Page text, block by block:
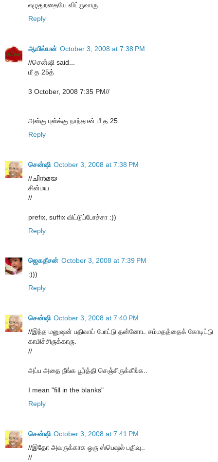
எழுதுறதையே விட்ருவாரு.
Reply
ஆயில்யன் October 3, 2008 at 7:38 PM
//சென்ஷி said...
மீ த 25த்
3 October, 2008 7:35 PM//
அஸ்கு புஸ்க்கு நாந்தான் மீ த 25
Reply
சென்ஷி October 3, 2008 at 7:38 PM
//ചി൯മ‌യ
சின்மய
//
prefix, suffix விட்டுப்போச்சா :))
Reply
ஜெகதீசன் October 3, 2008 at 7:39 PM
:)))
Reply
சென்ஷி October 3, 2008 at 7:40 PM
//இந்த மனுஷன் பதிவாப் போட்டு தன்னோட சம்மதத்தைக் கோடிட்டு
காமிச்சிருக்காரு.
//
அப்ப அதை நீங்க பூர்த்தி செஞ்சிருக்கீங்க..
I mean "fill in the blanks"
Reply
சென்ஷி October 3, 2008 at 7:41 PM
//இதோ அவருக்காக ஒரு ஸ்பெஷல் பதிவு..
//